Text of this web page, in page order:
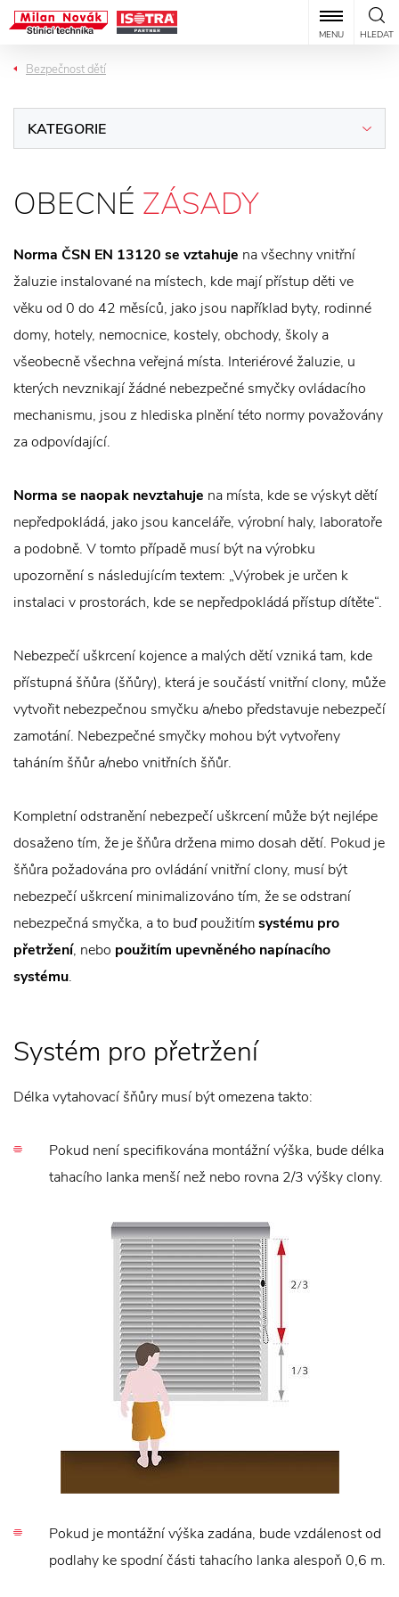
HLEDAT
MENU
Bezpečnost dětí
KATEGORIE
OBECNÉ ZÁSADY
Norma ČSN EN 13120 se vztahuje na všechny vnitřní
žaluzie instalované na místech, kde mají přístup děti ve
věku od 0 do 42 měsíců, jako jsou například byty, rodinné
domy, hotely, nemocnice, kostely, obchody, školy a
všeobecně všechna veřejná místa. Interiérové žaluzie, u
kterých nevznikají žádné nebezpečné smyčky ovládacího
mechanismu, jsou z hlediska plnění této normy považovány
za odpovídající.
Norma se naopak nevztahuje na místa, kde se výskyt dětí
nepředpokládá, jako jsou kanceláře, výrobní haly, laboratoře
a podobně. V tomto případě musí být na výrobku
upozornění s následujícím textem: „Výrobek je určen k
instalaci v prostorách, kde se nepředpokládá přístup dítěte“.
Nebezpečí uškrcení kojence a malých dětí vzniká tam, kde
přístupná šňůra (šňůry), která je součástí vnitřní clony, může
vytvořit nebezpečnou smyčku a/nebo představuje nebezpečí
zamotání. Nebezpečné smyčky mohou být vytvořeny
taháním šňůr a/nebo vnitřních šňůr.
Kompletní odstranění nebezpečí uškrcení může být nejlépe
dosaženo tím, že je šňůra držena mimo dosah dětí. Pokud je
šňůra požadována pro ovládání vnitřní clony, musí být
nebezpečí uškrcení minimalizováno tím, že se odstraní
nebezpečná smyčka, a to buď použitímsystému pro
přetržení, nebo použitím upevněného napínacího
systému.
Systém pro přetržení
Délka vytahovací šňůry musí být omezena takto:
Pokud není specifikována montážní výška, bude délka
tahacího lanka menší než nebo rovna 2/3 výšky clony.
Pokud je montážní výška zadána, bude vzdálenost od
podlahy ke spodní části tahacího lanka alespoň 0,6 m.